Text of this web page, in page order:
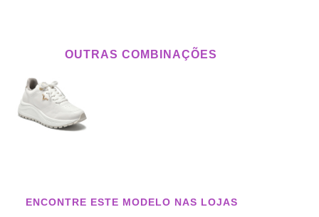
OUTRAS COMBINAÇÕES
ENCONTRE ESTE MODELO NAS LOJAS